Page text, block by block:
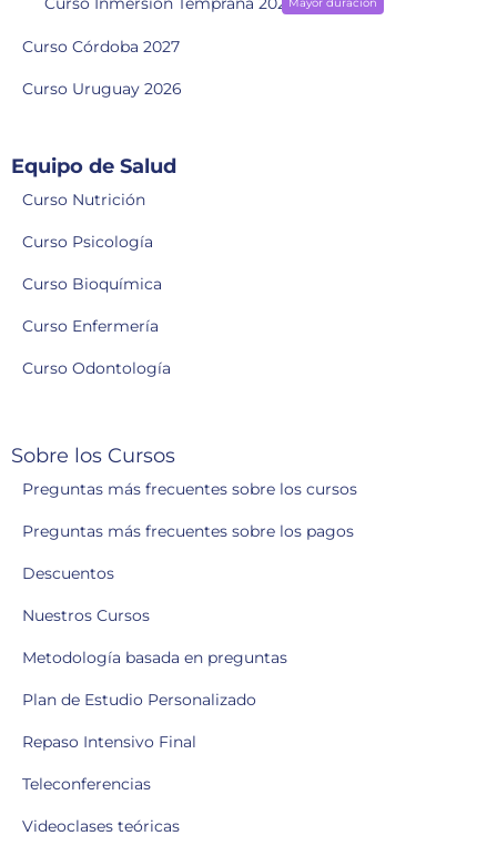
Curso Córdoba 2027
Curso Uruguay 2026
Equipo de Salud
Curso Nutrición
Curso Psicología
Curso Bioquímica
Curso Enfermería
Curso Odontología
Sobre los Cursos
Preguntas más frecuentes sobre los cursos
Preguntas más frecuentes sobre los pagos
Descuentos
Nuestros Cursos
Metodología basada en preguntas
Plan de Estudio Personalizado
Repaso Intensivo Final
Teleconferencias
Videoclases teóricas